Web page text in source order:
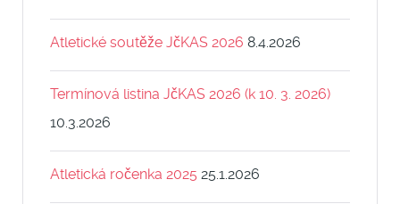
Atletické soutěže JčKAS 2026 8.4.2026
Termínová listina JčKAS 2026 (k 10. 3. 2026)
10.3.2026
Atletická ročenka 2025 25.1.2026